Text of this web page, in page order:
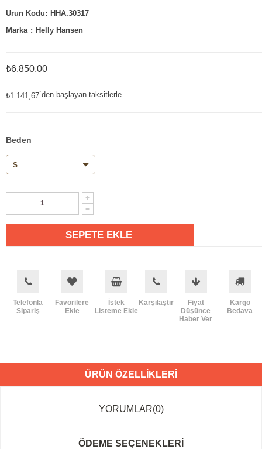
HHA.30317
Marka : Helly Hansen
₺6.850,00
₺1.141,67`den başlayan taksitlerle
Beden
Telefonla
Sipariş
Favorilere
Ekle
İstek
Listeme Ekle
Karşılaştır
Fiyat
Düşünce
Haber Ver
Kargo
Bedava
ÜRÜN ÖZELLIKLERI
YORUMLAR(0)
ÖDEME SEÇENEKLERI